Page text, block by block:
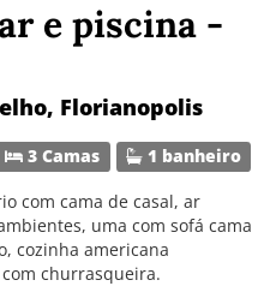
e piscina -
Florianopolis
3 Camas 1 banheiro
com cama de casal, ar
uma com sofá cama
cozinha americana
churrasqueira.